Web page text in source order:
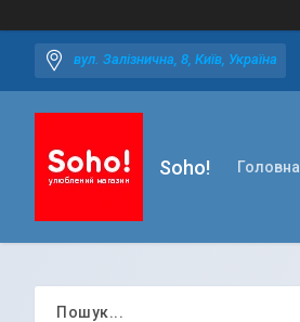
вул. Залізнична, 8, Київ, Україна
Soho! Головна